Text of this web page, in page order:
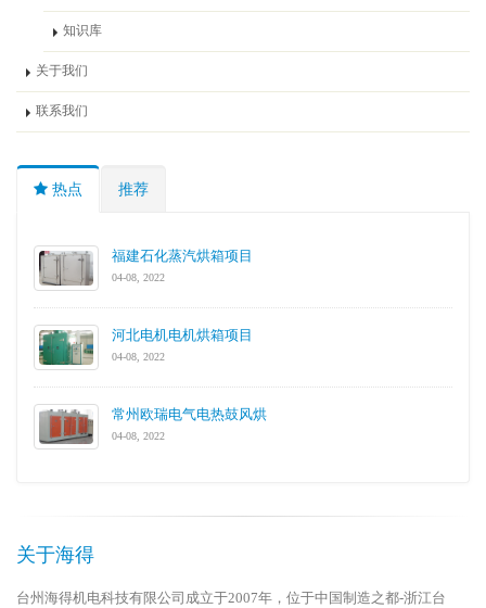
知识库
关于我们
联系我们
热点 推荐
福建石化蒸汽烘箱项目
04-08, 2022
河北电机电机烘箱项目
04-08, 2022
常州欧瑞电气电热鼓风烘
04-08, 2022
关于海得
台州海得机电科技有限公司成立于2007年，位于中国制造之都-浙江台